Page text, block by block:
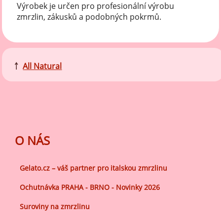
Výrobek je určen pro profesionální výrobu
zmrzlin, zákusků a podobných pokrmů.
￪ All Natural
O NÁS
Gelato.cz – váš partner pro italskou zmrzlinu
Ochutnávka PRAHA - BRNO - Novinky 2026
Suroviny na zmrzlinu